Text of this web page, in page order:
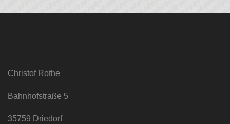
Christof Rothe
Bahnhofstraße 5
35759 Driedorf